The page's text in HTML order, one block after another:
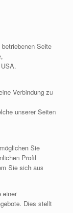
Seite
Verbindung zu
unserer Seiten
Sie
Profil
Sie sich aus
einer
Dies stellt